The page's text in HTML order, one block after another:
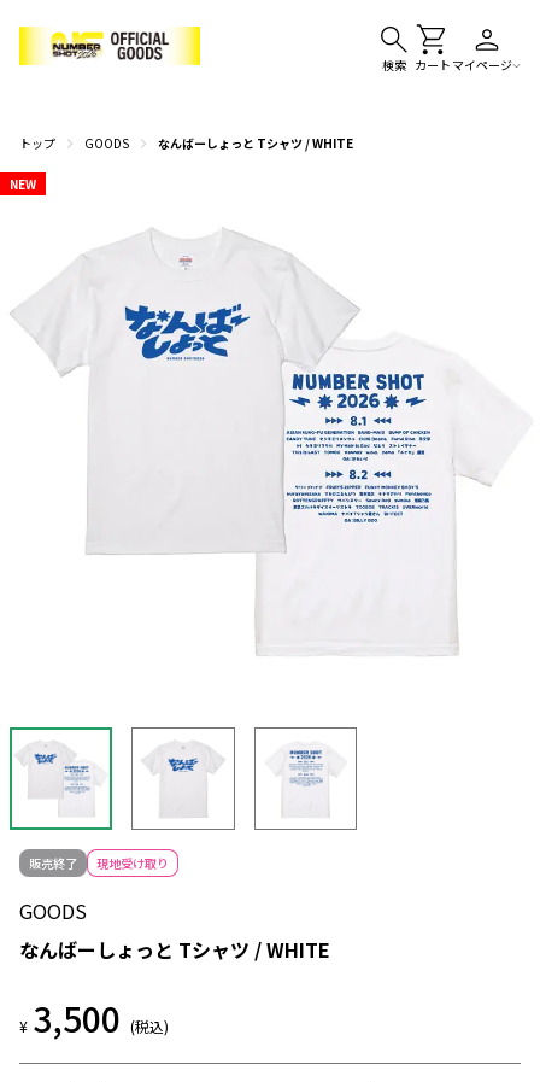
検索 カート マイページ
トップ GOODS なんばーしょっと Tシャツ / WHITE
NEW
販売終了 現地受け取り
GOODS
なんばーしょっと Tシャツ / WHITE
¥ 3,500 (税込)